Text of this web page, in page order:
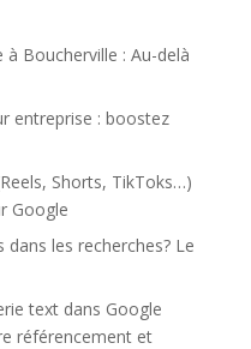
à Boucherville : Au-delà
entreprise : boostez
Shorts, TikToks…)
Google
dans les recherches? Le
text dans Google
référencement et